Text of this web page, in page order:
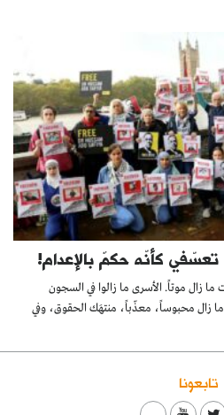
كأنّه حكمٌ بالإعدام!
ما زال موتاً. الأسرى ما زالوا في السجون
ما زال محبوساً، معذّباً، منتهَك الحقوق، وفي
تابعونا